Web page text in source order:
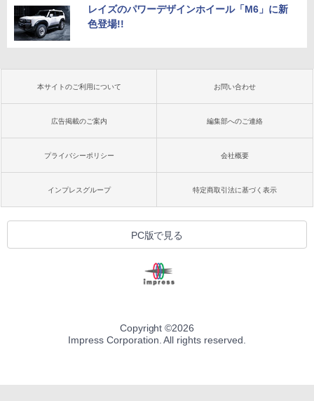
レイズのパワーデザインホイール「M6」に新
色登場!!
本サイトのご利用について お問い合わせ
広告掲載のご案内 編集部へのご連絡
プライバシーポリシー 会社概要
インプレスグループ 特定商取引法に基づく表示
PC版で見る
Copyright ©2026
Impress Corporation. All rights reserved.